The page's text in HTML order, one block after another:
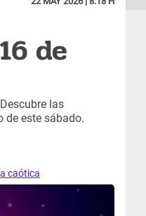
de
las
de este sábado.
caótica